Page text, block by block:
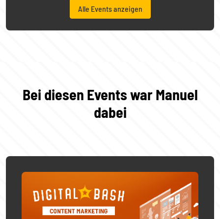
Alle Events anzeigen
Bei diesen Events war Manuel
dabei